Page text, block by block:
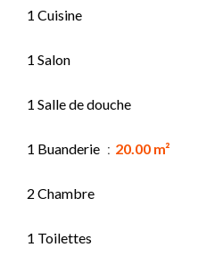
1 Cuisine
1 Salon
1 Salle de douche
1 Buanderie 20.00 m²
2 Chambre
1 Toilettes